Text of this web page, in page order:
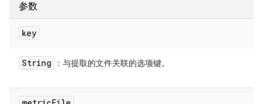
参数
key
String ：与提取的文件关联的选项键。